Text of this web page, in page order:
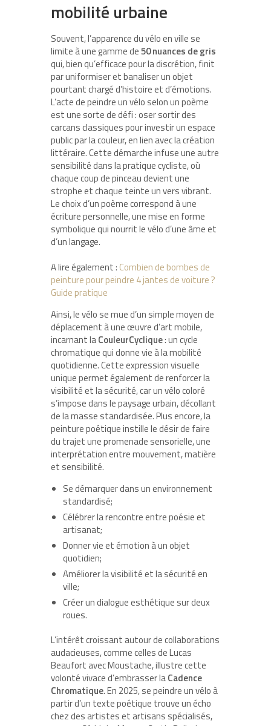
mobilité urbaine
Souvent, l’apparence du vélo en ville se
limite à une gamme de50 nuances de gris
qui, bien qu’efficace pour la discrétion, finit
par uniformiser et banaliser un objet
pourtant chargé d’histoire et d’émotions.
L’acte de peindre un vélo selon un poème
est une sorte de défi : oser sortir des
carcans classiques pour investir un espace
public par la couleur, en lien avec la création
littéraire. Cette démarche infuse une autre
sensibilité dans la pratique cycliste, où
chaque coup de pinceau devient une
strophe et chaque teinte un vers vibrant.
Le choix d’un poème correspond à une
écriture personnelle, une mise en forme
symbolique qui nourrit le vélo d’une âme et
d’un langage.
A lire également : Combien de bombes de
peinture pour peindre 4 jantes de voiture ?
Guide pratique
Ainsi, le vélo se mue d’un simple moyen de
déplacement à une œuvre d’art mobile,
incarnant laCouleurCyclique: un cycle
chromatique qui donne vie à la mobilité
quotidienne. Cette expression visuelle
unique permet également de renforcer la
visibilité et la sécurité, car un vélo coloré
s’impose dans le paysage urbain, décollant
de la masse standardisée. Plus encore, la
peinture poétique instille le désir de faire
du trajet une promenade sensorielle, une
interprétation entre mouvement, matière
et sensibilité.
Se démarquer dans un environnement
standardisé;
Célébrer la rencontre entre poésie et
artisanat;
Donner vie et émotion à un objet
quotidien;
Améliorer la visibilité et la sécurité en
ville;
Créer un dialogue esthétique sur deux
roues.
L’intérêt croissant autour de collaborations
audacieuses, comme celles de Lucas
Beaufort avec Moustache, illustre cette
volonté vivace d’embrasser laCadence
Chromatique. En 2025, se peindre un vélo à
partir d’un texte poétique trouve un écho
chez des artistes et artisans spécialisés,